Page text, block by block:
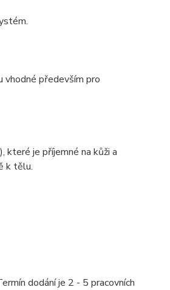
vhodné především pro
které je příjemné na kůži a
k tělu.
dodání je 2 - 5 pracovních